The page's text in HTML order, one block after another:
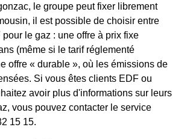
le groupe peut fixer librement
il est possible de choisir entre
le gaz : une offre à prix fixe
(même si le tarif réglementé
offre « durable », où les émissions de
Si vous êtes clients EDF ou
avoir plus d'informations sur leurs
vous pouvez contacter le service
15 15.